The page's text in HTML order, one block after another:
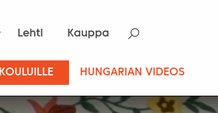
Lehti Kauppa
KOULUILLE HUNGARIAN VIDEOS